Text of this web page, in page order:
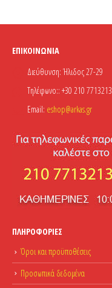
ΕΠΙΚΟΙΝΩΝΊΑ
Διεύθυνση: Ήλιδος 27-29
Τηλέφωνο:: +30 210 7713213
Email: eshop@arkas.gr
ΠΛΗΡΟΦΟΡΊΕΣ
Όροι και προϋποθέσεις
Προσωπικά δεδομένα